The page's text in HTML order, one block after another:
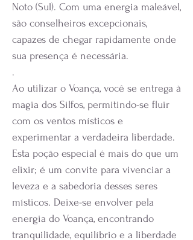
Noto (Sul). Com uma energia maleável,
são conselheiros excepcionais,
capazes de chegar rapidamente onde
sua presença é necessária.
.
Ao utilizar o Voança, você se entrega à
magia dos Silfos, permitindo-se fluir
com os ventos místicos e
experimentar a verdadeira liberdade.
Esta poção especial é mais do que um
elixir; é um convite para vivenciar a
leveza e a sabedoria desses seres
místicos. Deixe-se envolver pela
energia do Voança, encontrando
tranquilidade, equilíbrio e a liberdade